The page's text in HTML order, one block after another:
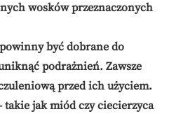
wosków przeznaczonych
być dobrane do
podrażnień. Zawsze
przed ich użyciem.
takie jak miód czy ciecierzyca